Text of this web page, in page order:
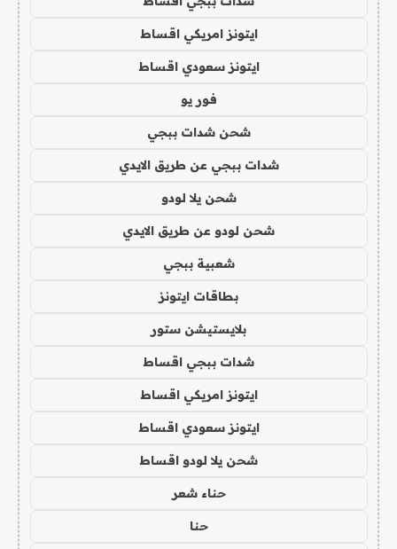
ايتونز امريكي اقساط
ايتونز سعودي اقساط
فور يو
شحن شدات ببجي
شدات ببجي عن طريق الايدي
شحن يلا لودو
شحن لودو عن طريق الايدي
شعبية ببجي
بطاقات ايتونز
بلايستيشن ستور
شدات ببجي اقساط
ايتونز امريكي اقساط
ايتونز سعودي اقساط
شحن يلا لودو اقساط
حناء شعر
حنا